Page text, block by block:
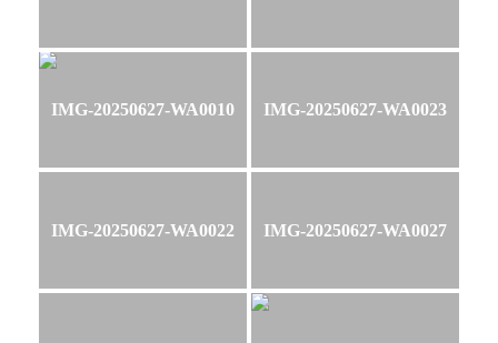
IMG-20250627-WA0010 IMG-20250627-WA0023
IMG-20250627-WA0022 IMG-20250627-WA0027